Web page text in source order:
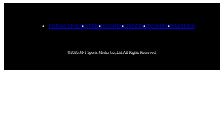
PRIVACYPOLICYTERMSCONTACTRECRUITCOMPANYMISSION
©2026.M-1 Sports Media Co.,Ltd.All Rights Reserved.